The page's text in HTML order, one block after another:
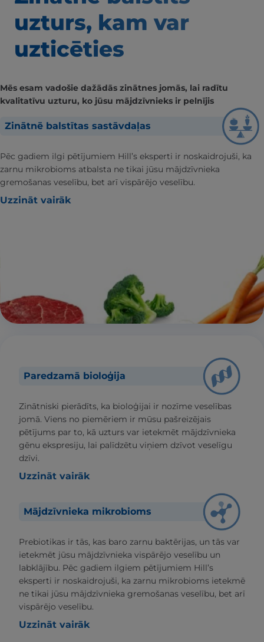
uzturs, kam var
uzticēties
Mēs esam vadošie dažādās zinātnes jomās, lai radītu
kvalitatīvu uzturu, ko jūsu mājdzīvnieks ir pelnījis
Zinātnē balstītas sastāvdaļas
Pēc gadiem ilgi pētījumiem Hill’s eksperti ir noskaidrojuši, ka
zarnu mikrobioms atbalsta ne tikai jūsu mājdzīvnieka
gremošanas veselību, bet arī vispārējo veselību.
Uzzināt vairāk
Paredzamā bioloģija
Zinātniski pierādīts, ka bioloģijai ir nozīme veselības
jomā. Viens no piemēriem ir mūsu pašreizējais
pētījums par to, kā uzturs var ietekmēt mājdzīvnieka
gēnu ekspresiju, lai palīdzētu viņiem dzīvot veselīgu
dzīvi.
Uzzināt vairāk
Mājdzīvnieka mikrobioms
Prebiotikas ir tās, kas baro zarnu baktērijas, un tās var
ietekmēt jūsu mājdzīvnieka vispārējo veselību un
labklājību. Pēc gadiem ilgiem pētījumiem Hill’s
eksperti ir noskaidrojuši, ka zarnu mikrobioms ietekmē
ne tikai jūsu mājdzīvnieka gremošanas veselību, bet arī
vispārējo veselību.
Uzzināt vairāk